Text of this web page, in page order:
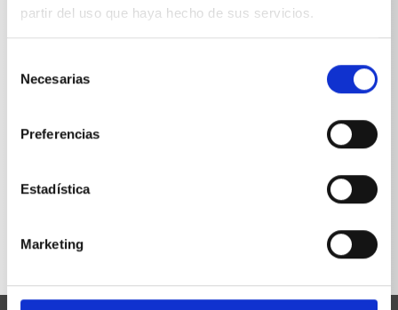
partir del uso que haya hecho de sus servicios.
Necesarias
Preferencias
Estadística
Marketing
Tuerca de boquilla
0,06